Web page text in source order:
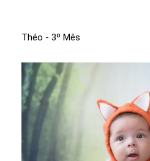
Théo - 3º Mês